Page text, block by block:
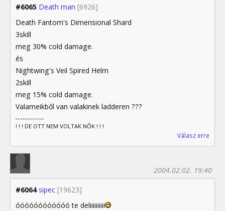
#6065 Death man [6926]
Death Fantom's Dimensional Shard
3skill
meg 30% cold damage.
és
Nightwing's Veil Spired Helm
2skill
meg 15% cold damage.
Valameikből van valakinek ladderen ???
! ! ! DE OTT NEM VOLTAK NŐK ! ! !
Válasz erre
#6064 sipec [19623]
2004.02.02. 19:40
óóóóóóóóóóóó te deliiiiiiiiii